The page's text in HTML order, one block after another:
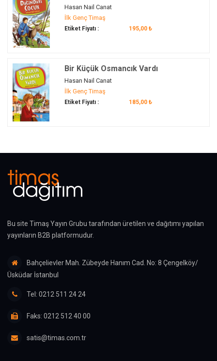
Hasan Nail Canat
İlk Genç Timaş
Etiket Fiyatı : 195,00 ₺
Bir Küçük Osmancık Vardı
Hasan Nail Canat
İlk Genç Timaş
Etiket Fiyatı : 185,00 ₺
Bu site Timaş Yayın Grubu tarafından üretilen ve dağıtımı yapılan
yayınların B2B platformudur.
Bahçelievler Mah. Zübeyde Hanım Cad. No: 8 Çengelköy/
Üsküdar İstanbul
Tel: 0212 511 24 24
Faks: 0212 512 40 00
satis@timas.com.tr